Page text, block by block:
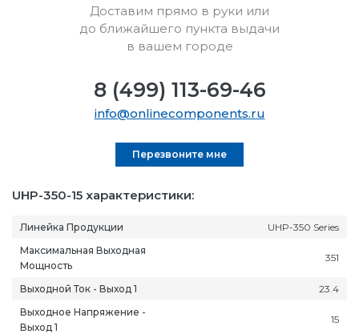
UHP-350-15 характеристики:
Линейка Продукции
UHP-350 Series
Максимальная Выходная
Мощность
351
Выходной Ток - Выход 1
23.4
Выходное Напряжение -
Выход 1
15
Доставим прямо в руки или
до ближайшего пункта выдачи
в вашем городе
8 (499) 113-69-46
info@onlinecomponents.ru
Перезвоните мне